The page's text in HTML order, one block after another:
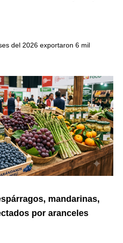
del 2026 exportaron 6 mil
mandarinas,
por aranceles